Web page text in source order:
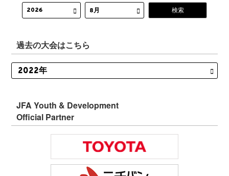
過去の大会はこちら
JFA Youth & Development
Official Partner